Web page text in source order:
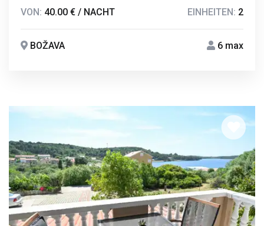
VON: 40.00 € / NACHT EINHEITEN: 2
BOŽAVA 6 max